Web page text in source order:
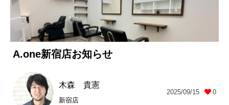
A.one新宿店お知らせ
木森 貴憲
新宿店
2025/09/15 0